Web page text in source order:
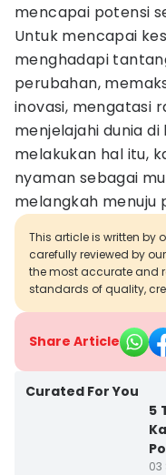
mencapai potensi
Untuk mencapai
menghadapi
perubahan,
inovasi, mengatasi
menjelajahi dunia
melakukan hal itu,
nyaman sebagai
melangkah menuju
This article is written by
carefully reviewed by
the most accurate and
standards of quality,
Share Article
Curated For You
5
03